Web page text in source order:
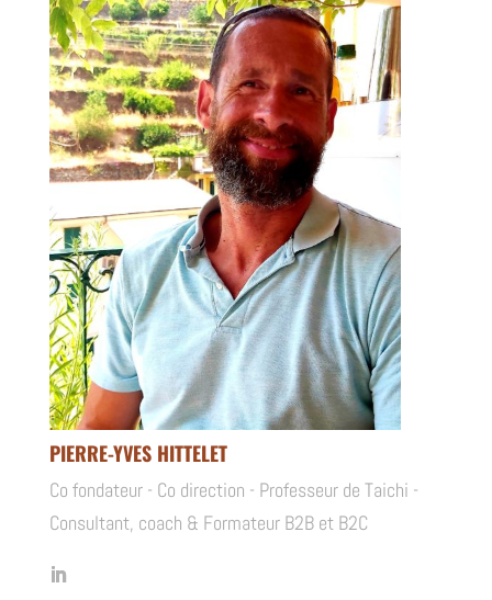
PIERRE-YVES HITTELET
Co fondateur - Co direction - Professeur de Taichi -
Consultant, coach & Formateur B2B et B2C